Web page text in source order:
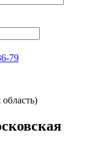
79